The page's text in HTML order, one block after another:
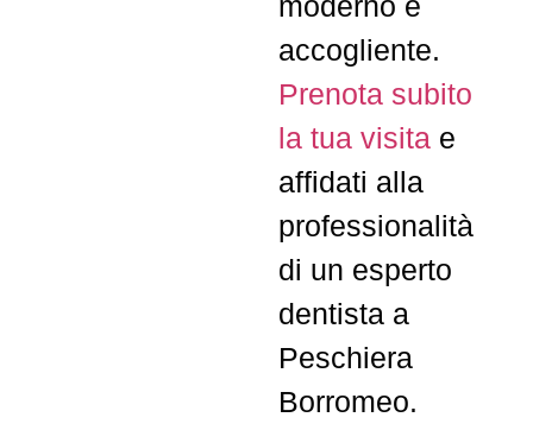
accogliente.
Prenota subito
la tua visita e
affidati alla
professionalità
di un esperto
dentista a
Peschiera
Borromeo.